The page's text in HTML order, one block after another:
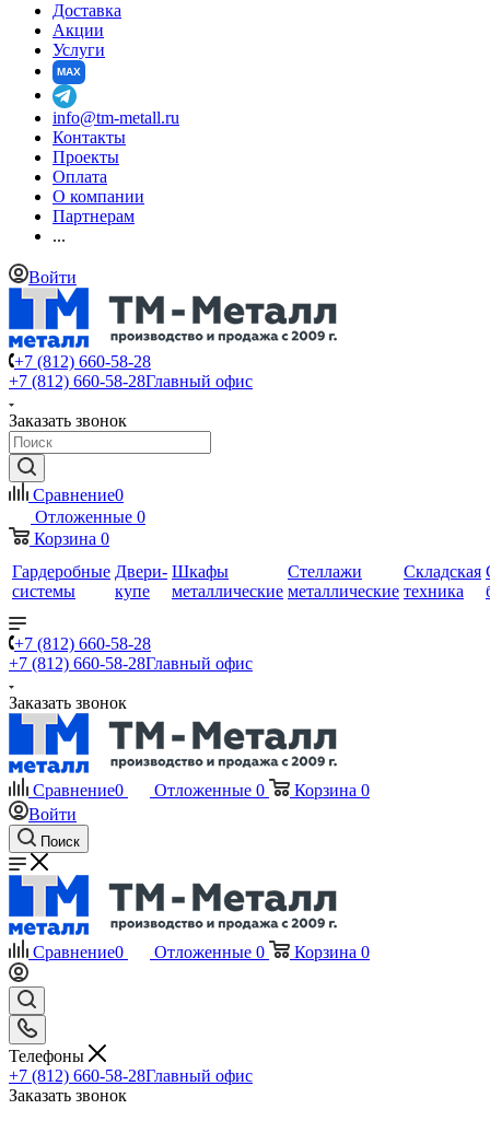
Доставка
Акции
Услуги
MAX
info@tm-metall.ru
Контакты
Проекты
Оплата
О компании
Партнерам
...
Войти
+7 (812) 660-58-28
+7 (812) 660-58-28Главный офис
Заказать звонок
Сравнение0
Отложенные 0
Корзина 0
Гардеробные
системы
Двери-
купе
Шкафы
металлические
Стеллажи
металлические
Складская
техника
+7 (812) 660-58-28
+7 (812) 660-58-28Главный офис
Заказать звонок
Сравнение0 Отложенные 0 Корзина 0
Войти
Поиск
Сравнение0 Отложенные 0 Корзина 0
Телефоны
+7 (812) 660-58-28Главный офис
Заказать звонок